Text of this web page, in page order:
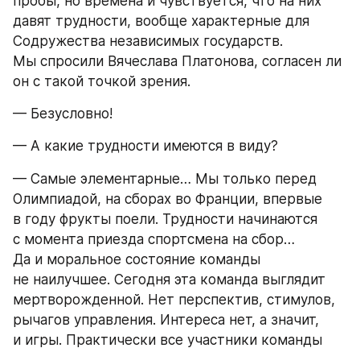
давят трудности, вообще характерные для
Содружества независимых государств.
Мы спросили Вячеслава Платонова, согласен ли
он с такой точкой зрения.
— Безусловно!
— А какие трудности имеются в виду?
— Самые элементарные… Мы только перед
Олимпиадой, на сборах во Франции, впервые
в году фрукты поели. Трудности начинаются
с момента приезда спортсмена на сбор…
Да и моральное состояние команды
не наилучшее. Сегодня эта команда выглядит
мертворожденной. Нет перспектив, стимулов,
рычагов управления. Интереса нет, а значит,
и игры. Практически все участники команды